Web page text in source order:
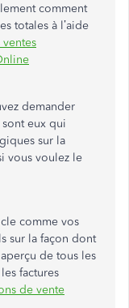
comment
totales à l’aide
ventes
demander
eux qui
sur la
vous voulez le
comme vos
sur la façon dont
de tous les
factures
de vente